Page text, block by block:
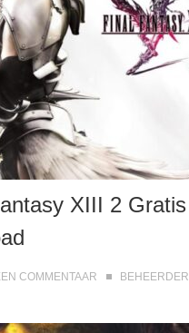
XIII 2 Gratis
COMMENTAAR BEHEERDER